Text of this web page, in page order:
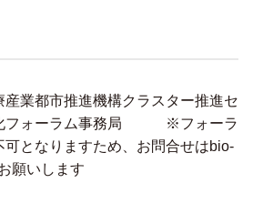
業都市推進機構クラスター推進セ
化フォーラム事務局 ※フォーラ
可となりますため、お問合せはbio-
願いします